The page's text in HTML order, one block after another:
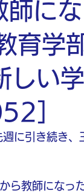
師に
育学
しい
］
に引き続き、
ら教師になっ